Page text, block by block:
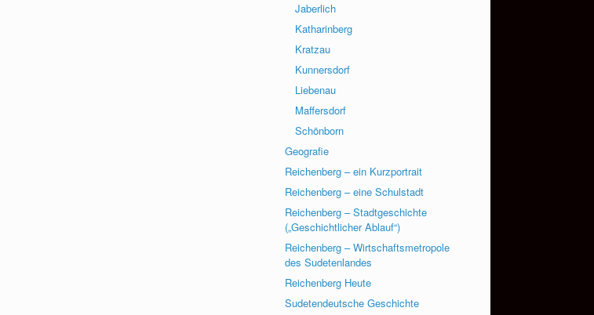
Jaberlich
Katharinberg
Kratzau
Kunnersdorf
Liebenau
Maffersdorf
Schönborn
Geografie
Reichenberg – ein Kurzportrait
Reichenberg – eine Schulstadt
Reichenberg – Stadtgeschichte
(„Geschichtlicher Ablauf“)
Reichenberg – Wirtschaftsmetropole
des Sudetenlandes
Reichenberg Heute
Sudetendeutsche Geschichte